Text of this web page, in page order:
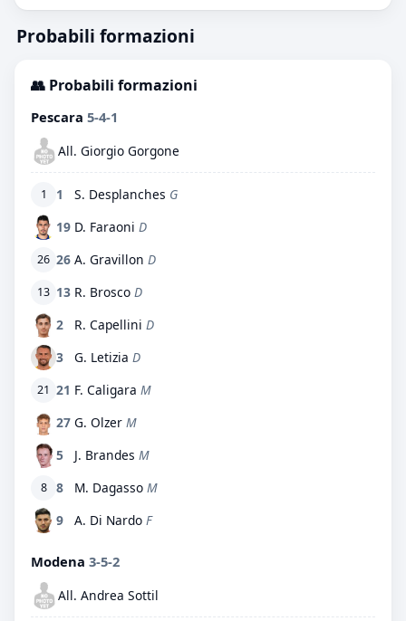
Probabili formazioni
👥 Probabili formazioni
Pescara 5-4-1
All. Giorgio Gorgone
1 1 S. Desplanches G
19 D. Faraoni D
26 26 A. Gravillon D
13 13 R. Brosco D
2
R. Capellini D
3
G. Letizia D
21 21 F. Caligara M
27 G. Olzer M
5
J. Brandes M
8 8 M. Dagasso M
9
A. Di Nardo F
Modena 3-5-2
All. Andrea Sottil